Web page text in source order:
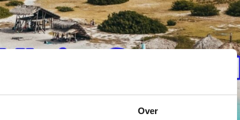
Over